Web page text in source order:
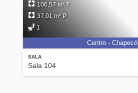
SALA
Sala 104
106,57 m² T
37,01 m² P
1
Centro - Chapecó